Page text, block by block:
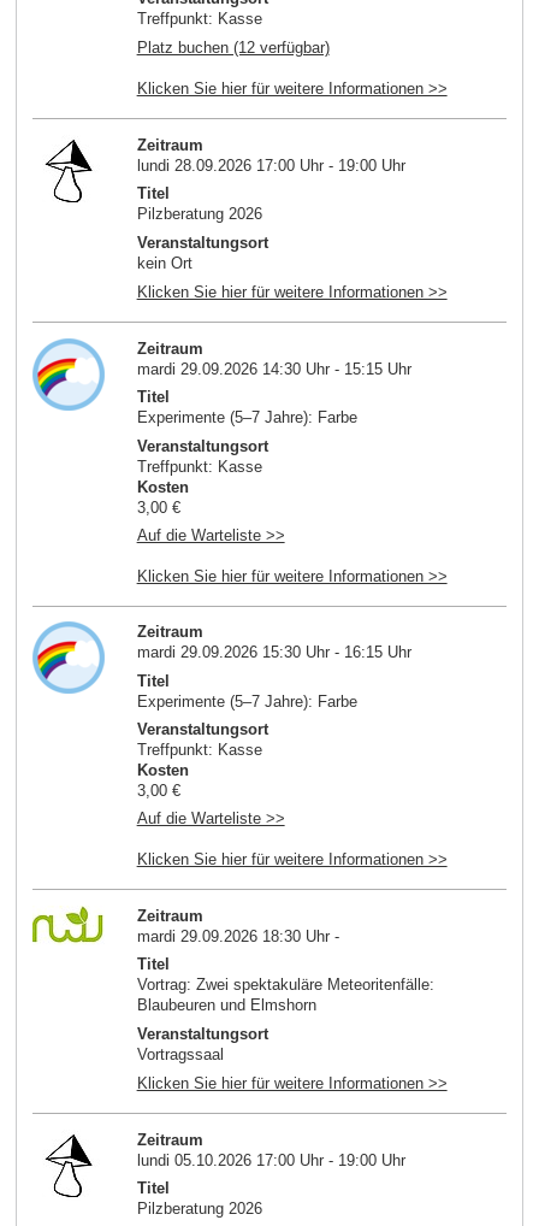
Treffpunkt: Kasse
Platz buchen (12 verfügbar)
Klicken Sie hier für weitere Informationen >>
Zeitraum
lundi 28.09.2026 17:00 Uhr - 19:00 Uhr
Titel
Pilzberatung 2026
Veranstaltungsort
kein Ort
Klicken Sie hier für weitere Informationen >>
Zeitraum
mardi 29.09.2026 14:30 Uhr - 15:15 Uhr
Titel
Experimente (5–7 Jahre): Farbe
Veranstaltungsort
Treffpunkt: Kasse
Kosten
3,00 €
Auf die Warteliste >>
Klicken Sie hier für weitere Informationen >>
Zeitraum
mardi 29.09.2026 15:30 Uhr - 16:15 Uhr
Titel
Experimente (5–7 Jahre): Farbe
Veranstaltungsort
Treffpunkt: Kasse
Kosten
3,00 €
Auf die Warteliste >>
Klicken Sie hier für weitere Informationen >>
Zeitraum
mardi 29.09.2026 18:30 Uhr -
Titel
Vortrag: Zwei spektakuläre Meteoritenfälle:
Blaubeuren und Elmshorn
Veranstaltungsort
Vortragssaal
Klicken Sie hier für weitere Informationen >>
Zeitraum
lundi 05.10.2026 17:00 Uhr - 19:00 Uhr
Titel
Pilzberatung 2026